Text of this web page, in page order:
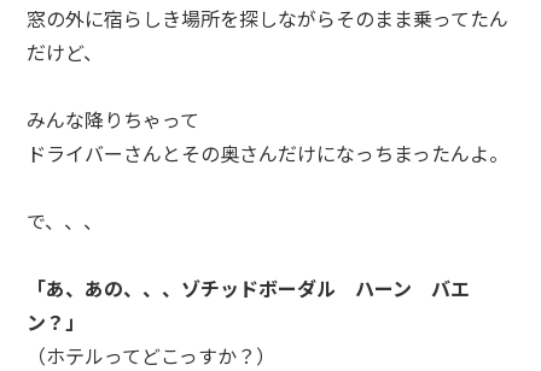
窓の外に宿らしき場所を探しながらそのまま乗ってたん
だけど、
みんな降りちゃって
ドライバーさんとその奥さんだけになっちまったんよ。
で、、、
「あ、あの、、、ゾチッドボーダル ハーン バエ
ン？」
（ホテルってどこっすか？）